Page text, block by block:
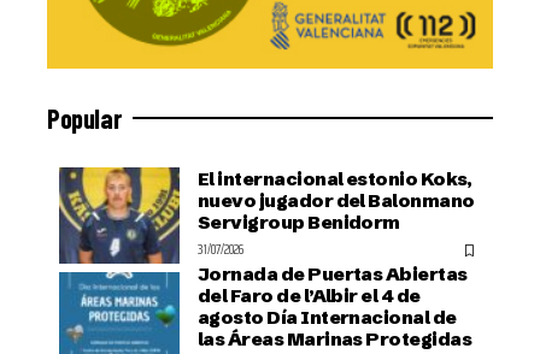
Popular
El internacional estonio Koks,
nuevo jugador del Balonmano
Servigroup Benidorm
31/07/2026
Jornada de Puertas Abiertas
del Faro de l’Albir el 4 de
agosto Día Internacional de
las Áreas Marinas Protegidas